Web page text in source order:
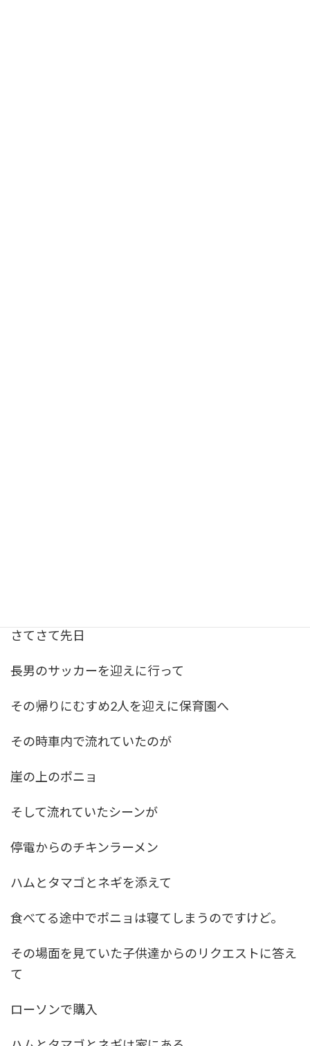
さてさて先日
長男のサッカーを迎えに行って
その帰りにむすめ2人を迎えに保育園へ
その時車内で流れていたのが
崖の上のポニョ
そして流れていたシーンが
停電からのチキンラーメン
ハムとタマゴとネギを添えて
食べてる途中でポニョは寝てしまうのですけど。
その場面を見ていた子供達からのリクエストに答え
て
ローソンで購入